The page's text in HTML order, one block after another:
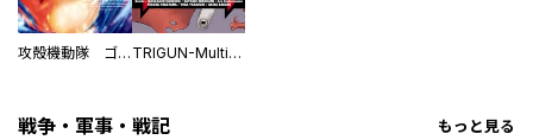
攻殻機動隊 ゴースト・イン・ザ・シェル コミックトリビュート TRIGUN-Multiple Bullets
戦争・軍事・戦記 もっと見る